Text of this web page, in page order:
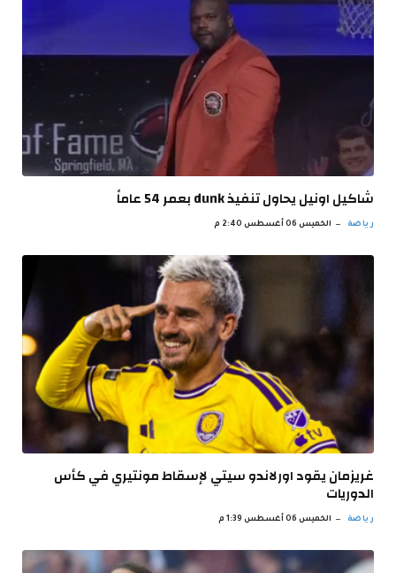
شاكيل اونيل يحاول تنفيذ dunk بعمر 54 عاماً
رياضة الخميس 06 أغسطس 2:40 م
غريزمان يقود اورلاندو سيتي لإسقاط مونتيري في كأس
الدوريات
رياضة الخميس 06 أغسطس 1:39 م